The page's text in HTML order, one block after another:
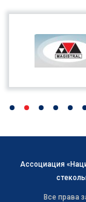
Ассоциация
Все права